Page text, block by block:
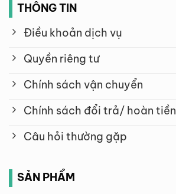
THÔNG TIN
Điều khoản dịch vụ
Quyền riêng tư
Chính sách vận chuyển
Chính sách đổi trả/ hoàn tiền
Câu hỏi thường gặp
SẢN PHẨM